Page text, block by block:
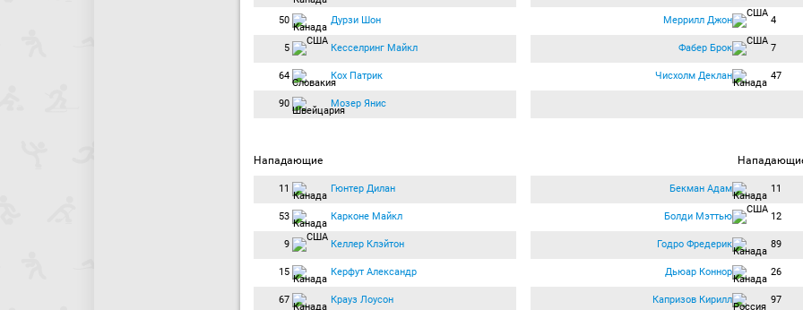
50 Дурзи Шон
5 Кесселринг Майкл
64 Кох Патрик
90 Мозер Янис
Нападающие
11 Гюнтер Дилан
53 Карконе Майкл
9 Келлер Клэйтон
15 Керфут Александр
67 Крауз Лоусон
Меррилл Джон 4
Фабер Брок 7
Чисхолм Деклан 47
Бекман Адам 11
Болди Мэттью 12
Годро Фредерик 89
Дьюар Коннор 26
Капризов Кирилл 97